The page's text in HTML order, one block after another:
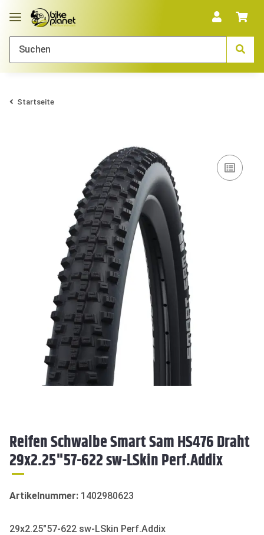
Startseite
Reifen Schwalbe Smart Sam HS476 Draht
29x2.25"57-622 sw-LSkin Perf.Addix
Artikelnummer: 1402980623
29x2.25"57-622 sw-LSkin Perf.Addix